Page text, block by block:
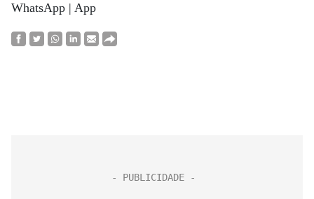
WhatsApp | App